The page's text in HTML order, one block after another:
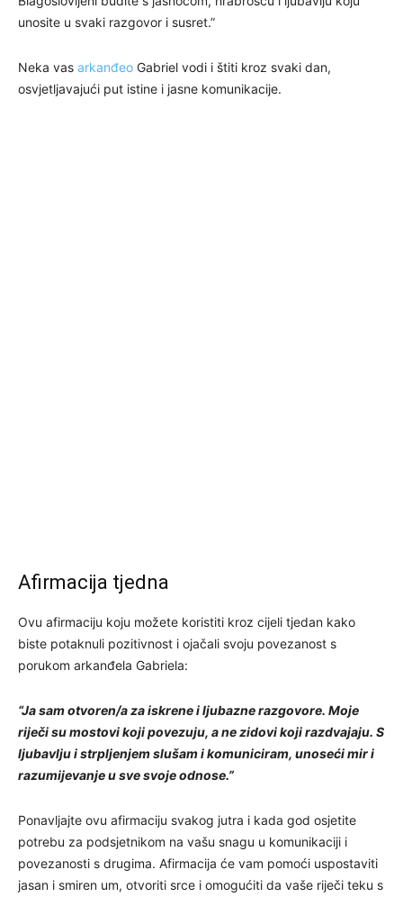
unosite u svaki razgovor i susret.”
Neka vas arkanđeo Gabriel vodi i štiti kroz svaki dan,
osvjetljavajući put istine i jasne komunikacije.
Afirmacija tjedna
Ovu afirmaciju koju možete koristiti kroz cijeli tjedan kako
biste potaknuli pozitivnost i ojačali svoju povezanost s
porukom arkanđela Gabriela:
“Ja sam otvoren/a za iskrene i ljubazne razgovore. Moje
riječi su mostovi koji povezuju, a ne zidovi koji razdvajaju. S
ljubavlju i strpljenjem slušam i komuniciram, unoseći mir i
razumijevanje u sve svoje odnose.”
Ponavljajte ovu afirmaciju svakog jutra i kada god osjetite
potrebu za podsjetnikom na vašu snagu u komunikaciji i
povezanosti s drugima. Afirmacija će vam pomoći uspostaviti
jasan i smiren um, otvoriti srce i omogućiti da vaše riječi teku s